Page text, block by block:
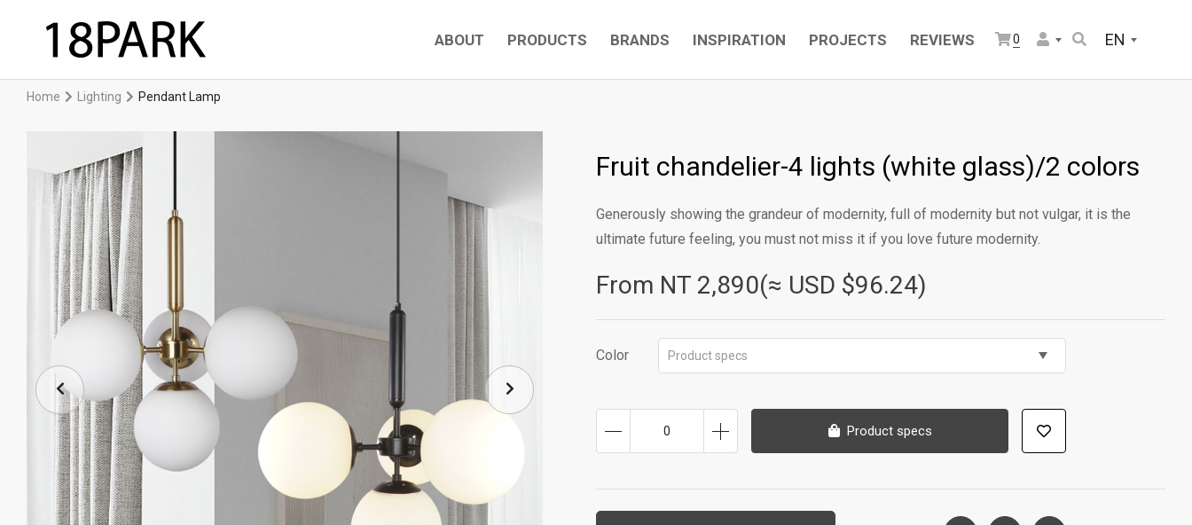
ABOUT PRODUCTS BRANDS INSPIRATION PROJECTS REVIEWS 0 EN
Home Lighting Pendant Lamp
Fruit chandelier-4 lights (white glass)/2 colors
Generously showing the grandeur of modernity, full of modernity but not vulgar, it is the
ultimate future feeling, you must not miss it if you love future modernity.
From NT 2,890(≈ USD $96.24)
Color Product specs
0 Product specs